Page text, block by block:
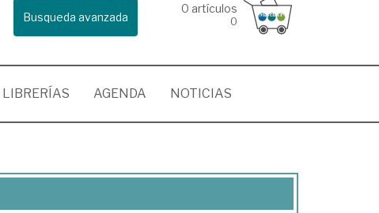
Busqueda avanzada
0 artículos
0
LIBRERÍAS AGENDA NOTICIAS